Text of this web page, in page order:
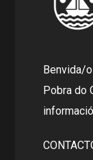
Benvida/
Pobra do